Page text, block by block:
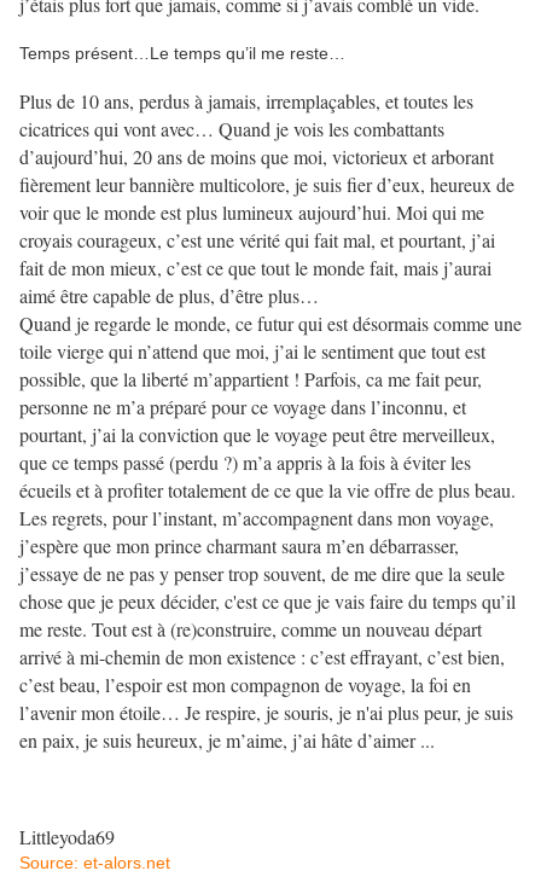
Temps présent…Le temps qu’il me reste…
Plus de 10 ans, perdus à jamais, irremplaçables, et toutes les
cicatrices qui vont avec… Quand je vois les combattants
d’aujourd’hui, 20 ans de moins que moi, victorieux et arborant
fièrement leur bannière multicolore, je suis fier d’eux, heureux de
voir que le monde est plus lumineux aujourd’hui. Moi qui me
croyais courageux, c’est une vérité qui fait mal, et pourtant, j’ai
fait de mon mieux, c’est ce que tout le monde fait, mais j’aurai
aimé être capable de plus, d’être plus…
Quand je regarde le monde, ce futur qui est désormais comme une
toile vierge qui n’attend que moi, j’ai le sentiment que tout est
possible, que la liberté m’appartient ! Parfois, ca me fait peur,
personne ne m’a préparé pour ce voyage dans l’inconnu, et
pourtant, j’ai la conviction que le voyage peut être merveilleux,
que ce temps passé (perdu ?) m’a appris à la fois à éviter les
écueils et à profiter totalement de ce que la vie offre de plus beau.
Les regrets, pour l’instant, m’accompagnent dans mon voyage,
j’espère que mon prince charmant saura m’en débarrasser,
j’essaye de ne pas y penser trop souvent, de me dire que la seule
chose que je peux décider, c'est ce que je vais faire du temps qu’il
me reste. Tout est à (re)construire, comme un nouveau départ
arrivé à mi-chemin de mon existence : c’est effrayant, c’est bien,
c’est beau, l’espoir est mon compagnon de voyage, la foi en
l’avenir mon étoile… Je respire, je souris, je n'ai plus peur, je suis
en paix, je suis heureux, je m’aime, j’ai hâte d’aimer ...
Littleyoda69
Source: et-alors.net